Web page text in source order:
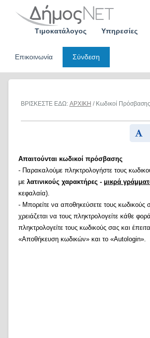
Τιμοκατάλογος Υπηρεσίες
Επικοινωνία
Σύνδεση
ΒΡΙΣΚΕΣΤΕ ΕΔΩ: ΑΡΧΙΚΗ / Κωδικοί Πρόσβασης
Απαιτούνται κωδικοί πρόσβασης
- Παρακαλούμε πληκτρολογήστε τους
με λατινικούς χαρακτήρες - μικρά
κεφαλαία).
- Μπορείτε να αποθηκεύσετε τους κωδικούς
χρειάζεται να τους πληκτρολογείτε κάθε
πληκτρολογείτε τους κωδικούς σας και
«Αποθήκευση κωδικών» και το «Autologin».